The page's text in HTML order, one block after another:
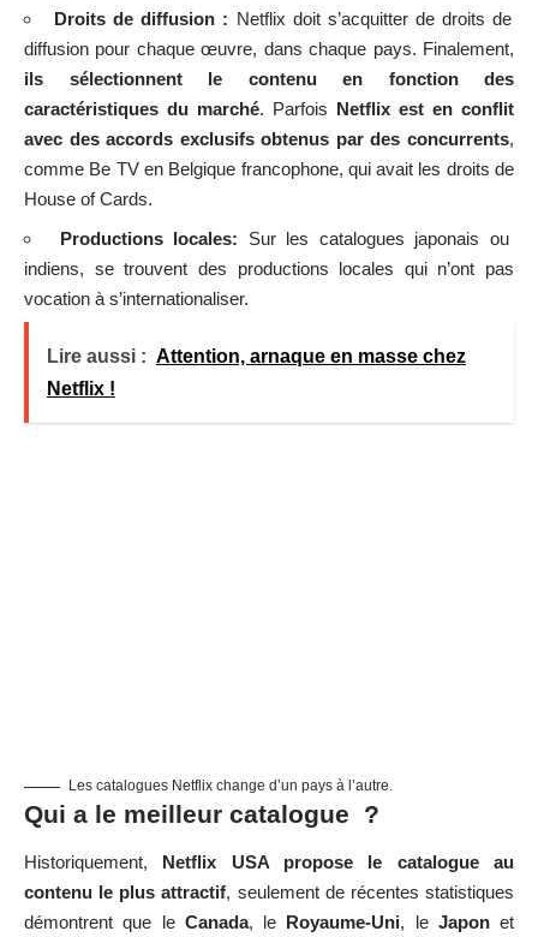
Droits de diffusion : Netflix doit s’acquitter de droits de
diffusion pour chaque œuvre, dans chaque pays. Finalement,
ils sélectionnent le contenu en fonction des
caractéristiques du marché. Parfois Netflix est en conflit
avec des accords exclusifs obtenus par des concurrents,
comme Be TV en Belgique francophone, qui avait les droits de
House of Cards.
Productions locales: Sur les catalogues japonais ou
indiens, se trouvent des productions locales qui n’ont pas
vocation à s’internationaliser.
Lire aussi : Attention, arnaque en masse chez
Netflix !
Les catalogues Netflix change d’un pays à l’autre.
Qui a le meilleur catalogue ?
Historiquement, Netflix USApropose le catalogue au
contenu le plus attractif, seulement de récentes statistiques
démontrent que le Canada, le Royaume-Uni, le Japonet